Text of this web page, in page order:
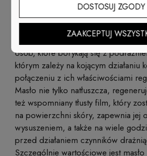
Odmienne właściwości masła i
kosmetyki te należy dobierać do
potrzeb skóry. Masło do ciała
osób, które borykają się z
którym zależy na kojącym działaniu
połączeniu z ich właściwościami
Masło nie tylko natłuszcza,
też wspomniany tłusty film, który
na powierzchni skóry, zapewnia jej
wysuszeniem, a także na wiele
przed działaniem czynników
Szczególnie wartościowe jest
DOSTOSUJ ZGODY
ZAAKCEPTUJ